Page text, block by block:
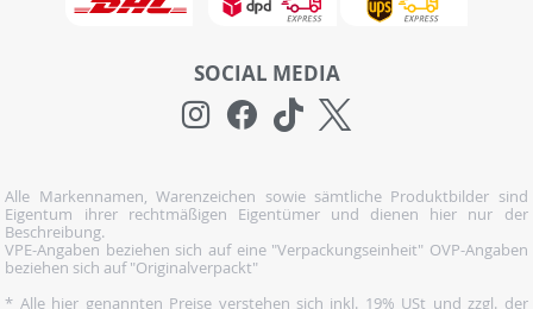
SOCIAL MEDIA
Alle Markennamen, Warenzeichen sowie sämtliche Produktbilder sind
Eigentum ihrer rechtmäßigen Eigentümer und dienen hier nur der
Beschreibung.
VPE-Angaben beziehen sich auf eine "Verpackungseinheit" OVP-Angaben
beziehen sich auf "Originalverpackt"
* Alle hier genannten Preise verstehen sich inkl. 19% USt und zzgl. der